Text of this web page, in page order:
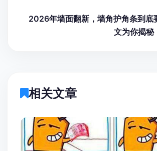
2026年墙面翻新，墙角护角条到底
文为你揭秘
相关文章